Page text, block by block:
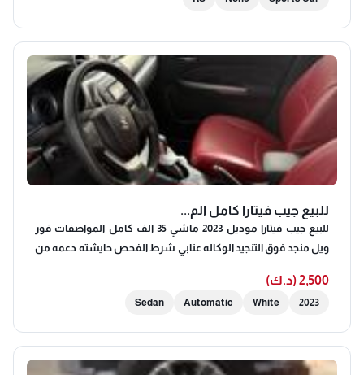
للبيع جيب فيتارا كامل الم...
للبيع جيب فيتارا موديل 2023 ماشي 35 الف كامل المواصفات فور
ويل منجد فوق التنجيد الوكاله عنابي شرط الفحص حايشته دعمه من
2,500 (د.ك)
2023
White
Automatic
Sedan